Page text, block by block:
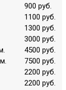
900 руб.
1100 руб.
1300 руб.
3000 руб.
4500 руб.
7500 руб.
2200 руб.
2200 руб.